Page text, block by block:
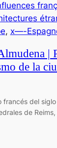
, x—-
|
de la
francés del
de